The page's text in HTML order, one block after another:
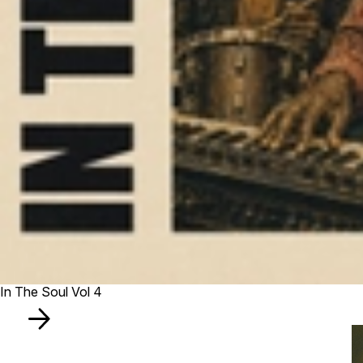
In The Soul Vol 4